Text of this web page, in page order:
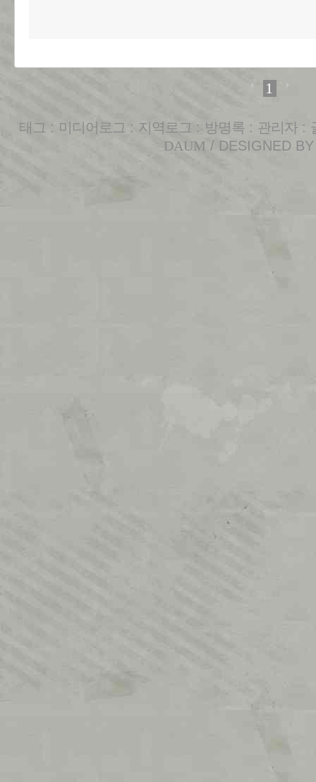
1
태그 : 미디어로그 : 지역로그 : 방명록 : 관리자 :
DAUM / DESIGNED